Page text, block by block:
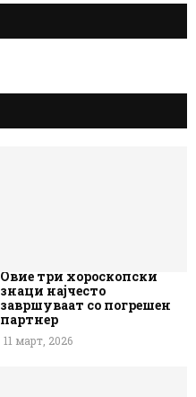
Овие три хороскопски
знаци најчесто
завршуваат со погрешен
партнер
11 март, 2026